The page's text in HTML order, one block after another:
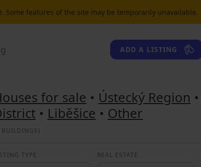
features of the site may be temporarily unavailable.
ADD A LISTING
for sale • Ústecký Region •
• Liběšice • Other
BUILDINGS)
TYPE REAL ESTATE